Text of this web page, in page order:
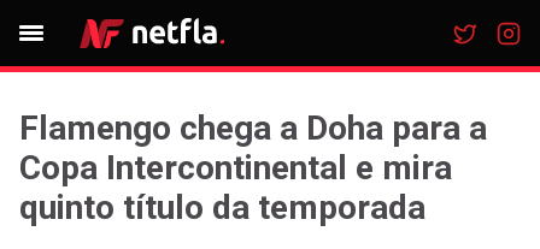
Flamengo chega a Doha para a
Copa Intercontinental e mira
quinto título da temporada